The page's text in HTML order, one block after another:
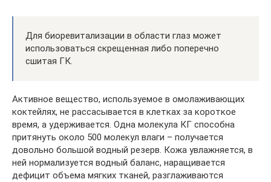
Для биоревитализации в области глаз может
использоваться скрещенная либо поперечно
сшитая ГК.
Активное вещество, используемое в омолаживающих
коктейлях, не рассасывается в клетках за короткое
время, а удерживается. Одна молекула КГ способна
притянуть около 500 молекул влаги – получается
довольно большой водный резерв. Кожа увлажняется, в
ней нормализуется водный баланс, наращивается
дефицит объема мягких тканей, разглаживаются